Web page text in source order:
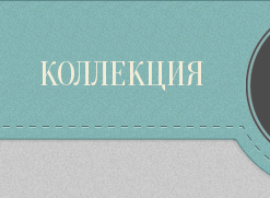
КОЛЛЕКЦИЯ